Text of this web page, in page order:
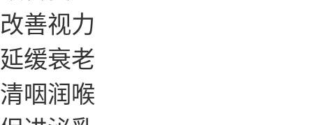
改善视力
延缓衰老
清咽润喉